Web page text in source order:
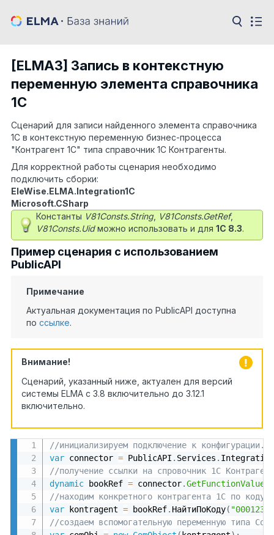
[ELMA3] Запись в контекстную
переменную элемента справочника
1С
Сценарий для записи найденного элемента справочника
1С в контекстную переменную бизнес-процесса
"Контрагент 1С" типа справочник 1С Контрагенты.
Для корректной работы сценария необходимо
подключить сборки:
EleWise.ELMA.Integration1C
Microsoft.CSharp
Константы V81Consts.String, V81Consts.GetRef,
V81Consts.Uidможно использовать и для 1С 8.3.
Пример сценария с использованием
PublicAPI
Примечание
Актуальная документация по PublicAPI доступна
по ссылке.
Внимание!
Сценарий, указанный ниже, актуален для версий
системы ELMA с 3.8 включительно до 3.12.1
включительно.
//инициализируем подключение к
var connector = PublicAPI . Services .
//получение ссылки на спровочник 1С
dynamic bookRef = connector.GetFunctionValue
//находим конкретного контрагента 1С по коду
var kontragent = bookRef. НайтиПоКоду( "000123"
//создаем вспомогательную переменную типа